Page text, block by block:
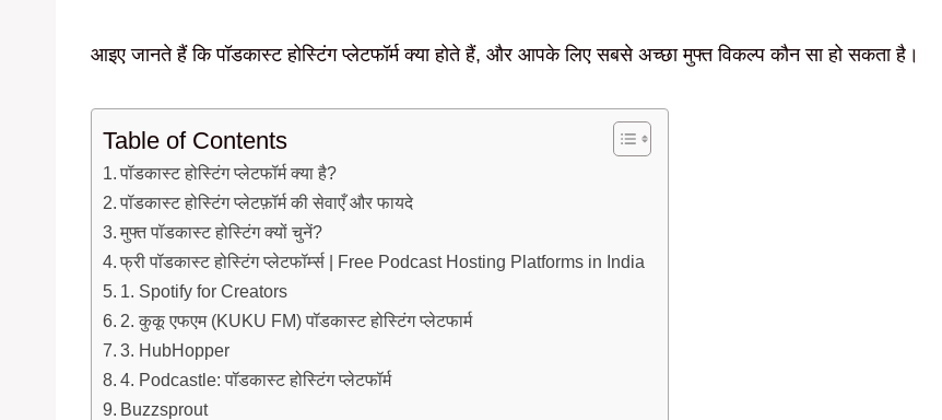
आइए जानते हैं कि पॉडकास्ट होस्टिंग प्लेटफॉर्म क्या होते हैं, और आपके लिए सबसे अच्छा मुफ्त विकल्प कौन सा हो सकता है।
Table of Contents
पॉडकास्ट होस्टिंग प्लेटफॉर्म क्या है?
पॉडकास्ट होस्टिंग प्लेटफ़ॉर्म की सेवाएँ और फायदे
मुफ्त पॉडकास्ट होस्टिंग क्यों चुनें?
फ्री पॉडकास्ट होस्टिंग प्लेटफॉर्म्स | Free Podcast Hosting Platforms in India
1. Spotify for Creators
2. कुकू एफएम (KUKU FM) पॉडकास्ट होस्टिंग प्लेटफार्म
3. HubHopper
4. Podcastle: पॉडकास्ट होस्टिंग प्लेटफॉर्म
Buzzsprout